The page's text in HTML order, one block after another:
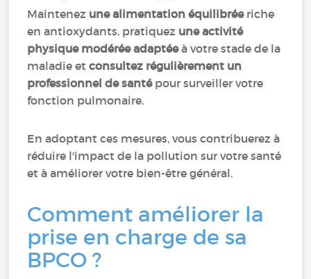
Maintenez une alimentation équilibréeriche
en antioxydants, pratiquez une activité
physique modérée adaptéeà votre stade de la
maladie etconsultez régulièrement un
professionnel de santé pour surveiller votre
fonction pulmonaire.
En adoptant ces mesures, vous contribuerez à
réduire l'impact de la pollution sur votre santé
et à améliorer votre bien-être général.
Comment améliorer la
prise en charge de sa
BPCO ?